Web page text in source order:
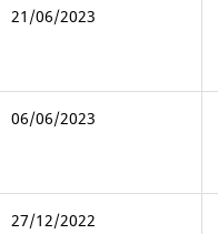
21/06/2023
06/06/2023
27/12/2022